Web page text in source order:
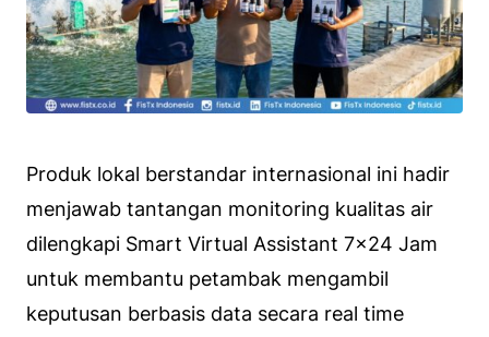
Produk lokal berstandar internasional ini hadir
menjawab tantangan monitoring kualitas air
dilengkapi Smart Virtual Assistant 7×24 Jam
untuk membantu petambak mengambil
keputusan berbasis data secara real time